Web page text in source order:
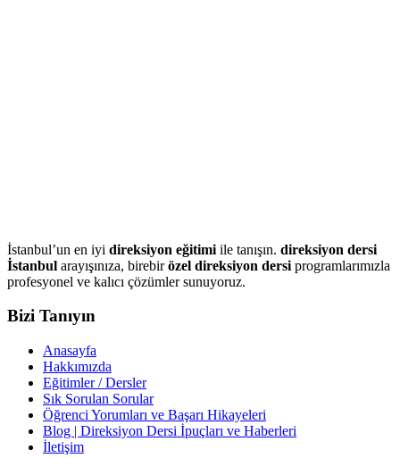
İstanbul’un en iyi direksiyon eğitimi ile tanışın. direksiyon dersi
İstanbul arayışınıza, birebirözel direksiyon dersi programlarımızla
profesyonel ve kalıcı çözümler sunuyoruz.
Bizi Tanıyın
Anasayfa
Hakkımızda
Eğitimler / Dersler
Sık Sorulan Sorular
Öğrenci Yorumları ve Başarı Hikayeleri
Blog | Direksiyon Dersi İpuçları ve Haberleri
İletişim